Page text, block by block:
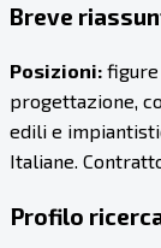
Breve
Posizioni:
progettazione,
edili e
Italiane.
Profilo